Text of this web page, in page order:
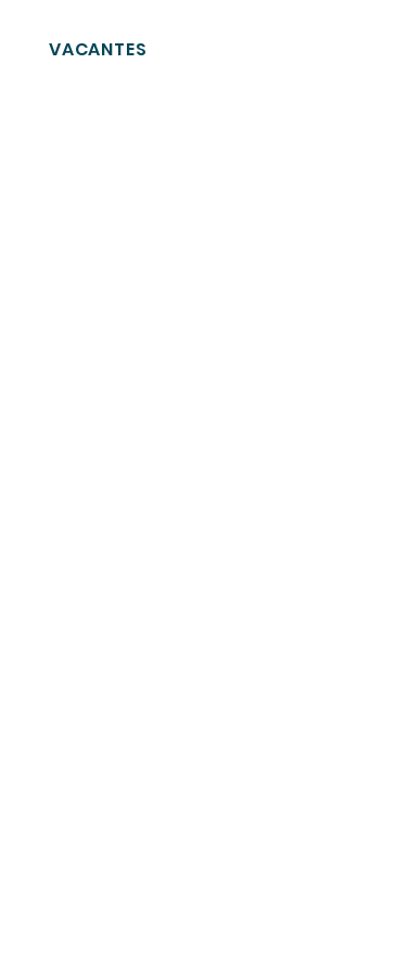
VACANTES